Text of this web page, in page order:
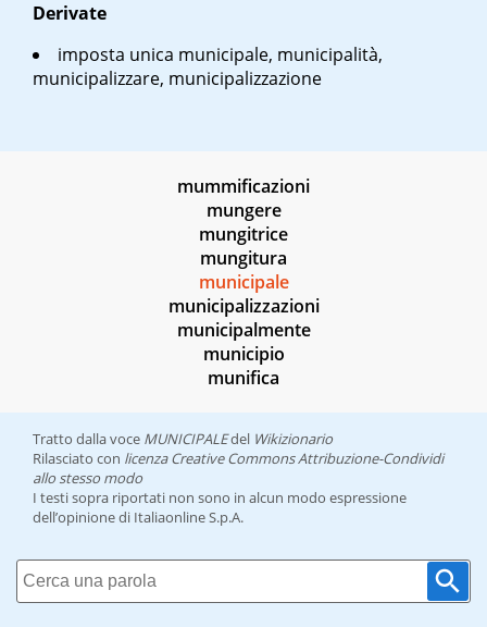
Derivate
imposta unica municipale, municipalità,
municipalizzare, municipalizzazione
mummificazioni
mungere
mungitrice
mungitura
municipale
municipalizzazioni
municipalmente
municipio
munifica
Tratto dalla voce MUNICIPALEdel Wikizionario
Rilasciato con licenza Creative Commons Attribuzione-Condividi
allo stesso modo
I testi sopra riportati non sono in alcun modo espressione
dell’opinione di Italiaonline S.p.A.